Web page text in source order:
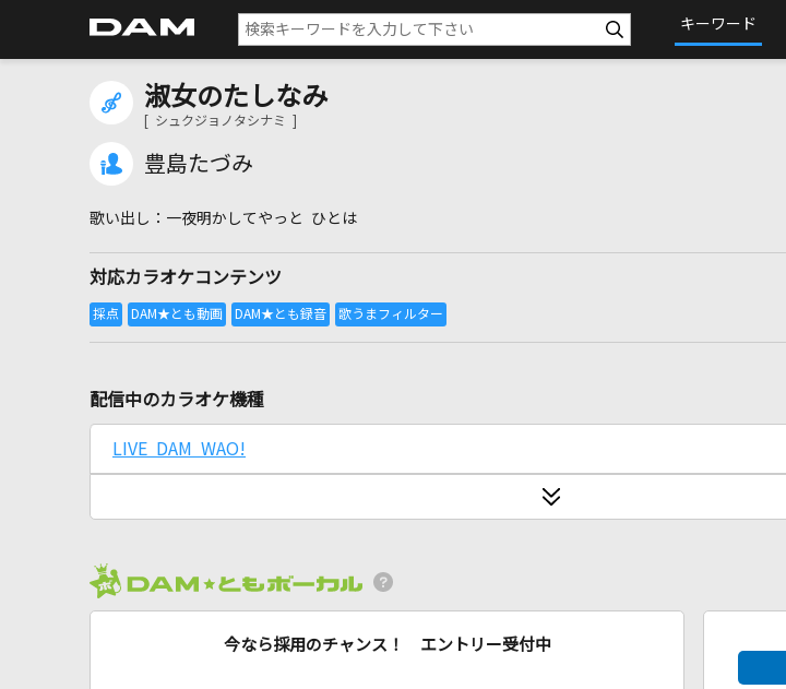
キーワード
淑女のたしなみ
[ シュクジョノタシナミ ]
豊島たづみ
一夜明かしてやっと ひとは
対応カラオケコンテンツ
配信中のカラオケ機種
LIVE DAM WAO!
今なら採用のチャンス！ エントリー受付中